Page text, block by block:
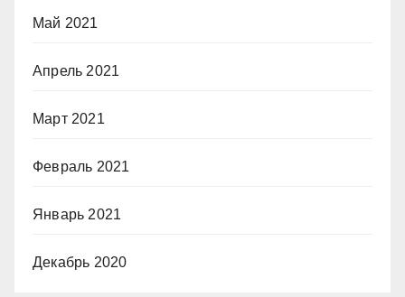
Май 2021
Апрель 2021
Март 2021
Февраль 2021
Январь 2021
Декабрь 2020